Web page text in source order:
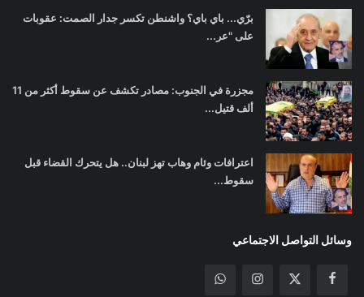
برّي... باي باي؟ واشنطن تكسر جدار الصمت: عقوبات
على "عر...
مجزرة في الجنوب: مصادر تكشف عن سقوط أكثر من 11
ألف قتيل...
اعترافات وئام وهاب تهز لبنان.. هل يتحرك القضاء قبل
سقوط...
وسائل التواصل الاجتماعي